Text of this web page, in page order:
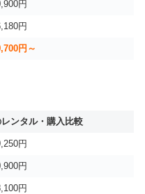
円
円
円～
ンタル・購入比較
円
円
円